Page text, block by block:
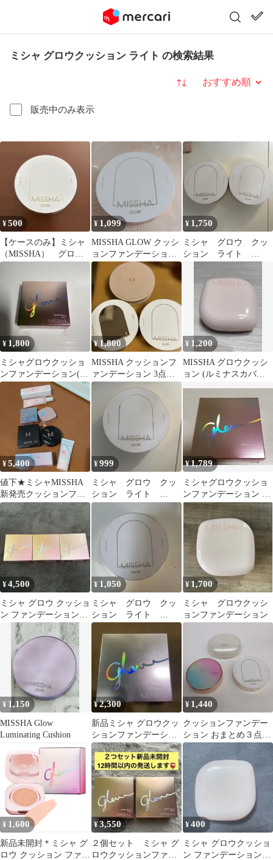
ミシャ グロウクッション ライト の検索結果
販売中のみ表示
並び替え
¥500
【ケースのみ】ミシャ
（MISSHA） グロウ
クッション ライト
¥ 1,099
MISSHA GLOW クッシ
ョンファンデーション
23
¥ 1,750
ミシャ グロウ クッ
ション ライト
ョンセット
¥ 1,800
ミシャグロウクッショ
ンファンデーション(ル
ミナスカバー)No.21
¥ 1,800
MISSHA クッションフ
ァンデーション 3点セ
ット #23
¥ 1,200
MISSHA グロウクッシ
ョン (ルミナスカバー)
¥5,400
値下★ミシャMISSHA
新発売クッションファ
ンデなど４点セット
¥999
ミシャ グロウ クッ
ション ライト
NO.21N ファンデーシ
¥1,789
ミシャグロウクッショ
ンファンデーション ル
ミナスカバー 19
¥4,500
ミシャ グロウ クッショ
ン ファンデーション
No.21 ライト ３個セッ
¥ 1,050
ミシャ グロウ クッ
ション ライト
NO.21N ファンデーシ
ョン
¥ 1,700
ミシャ グロウクッシ
ョンファンデーション
¥ 1,150
MISSHA Glow
Luminating Cushion
¥2,300
新品ミシャ グロウクッ
ションファンデーショ
ン ルミナスカバー 21
¥ 1,440
クッションファンデー
ション おまとめ３点セ
ット ミシャなど SC-
0611C
¥ 1,600
新品未開封＊ミシャ グ
ロウ クッション ファン
¥3,550
２個セット ミシャ グ
ロウクッションファン
¥400
ミシャ グロウクッショ
ン ファンデーション